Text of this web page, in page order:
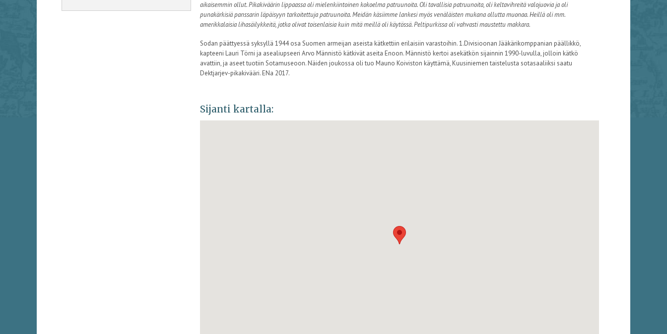
aikaisemmin ollut. Pikakiväärin lippaassa oli mielenkiintoinen kokoelma patruunoita. Oli tavallisia patruunoita, oli keltavihreitä valojuovia ja oli
punakärkisiä panssarin läpäisyyn tarkoitettuja patruunoita. Meidän käsiimme lankesi myös venäläisten mukana ollutta muonaa. Heillä oli mm.
amerikkalaisia lihasäilykkeitä, jotka olivat toisenlaisia kuin mitä meillä oli käytössä. Peltipurkissa oli vahvasti maustettu makkara.
Sodan päättyessä syksyllä 1944 osa Suomen armeijan aseista kätkettiin erilaisiin varastoihin. 1.Divisioonan Jääkärikomppanian päällikkö,
kapteeni Lauri Törni ja asealiupseeri Arvo Männistö kätkivät aseita Enoon. Männistö kertoi asekätkön sijainnin 1990-luvulla, jolloin kätkö
avattiin, ja aseet tuotiin Sotamuseoon. Näiden joukossa oli tuo Mauno Koiviston käyttämä, Kuusiniemen taistelusta sotasaaliiksi saatu
Dektjarjev-pikakivääri. ENa 2017.
Sijanti kartalla: